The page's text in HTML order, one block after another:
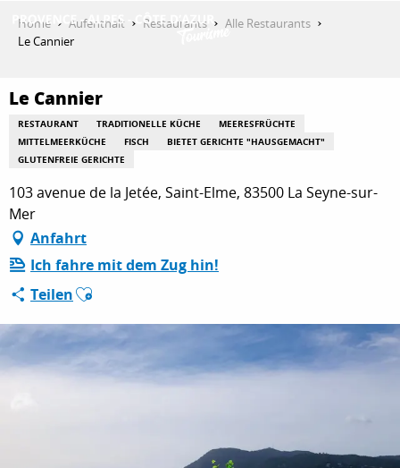
AKTIVITÄTEN
AUFENTHALT
ESPACE PRO
Home Aufenthalt Restaurants
Alle Restaurants
Le Cannier
Le Cannier
RESTAURANT TRADITIONELLE KÜCHE
MEERESFRÜCHTE
MITTELMEERKÜCHE
FISCH
BIETET GERICHTE "HAUSGEMACHT"
GLUTENFREIE GERICHTE
103 avenue de la Jetée, Saint-Elme, 83500 La Seyne-sur-
Mer
Anfahrt
Ich fahre mit dem Zug hin!
TeilenAjouter aux favoris